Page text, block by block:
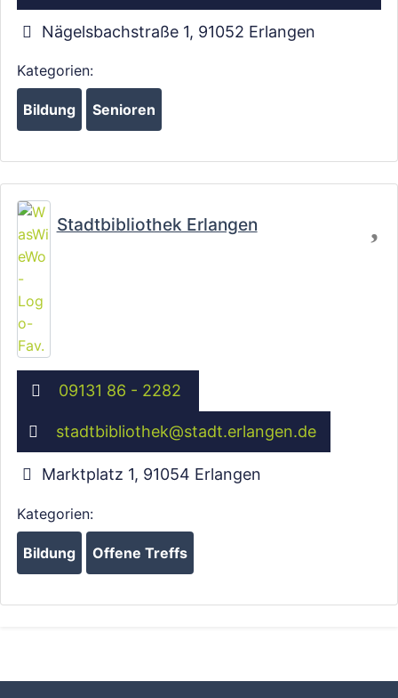
Wird geladen …
Nägelsbachstraße 1, 91052 Erlangen
Kategorien:
Bildung Senioren
Stadtbibliothek Erlangen
09131 86 - 2282
stadtbibliothek@stadt.erlangen.de
Marktplatz 1, 91054 Erlangen
Kategorien:
Bildung Offene Treffs